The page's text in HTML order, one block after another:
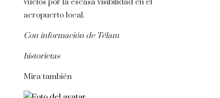
aeropuerto local.
Con información de Télam
historietas
Mira también